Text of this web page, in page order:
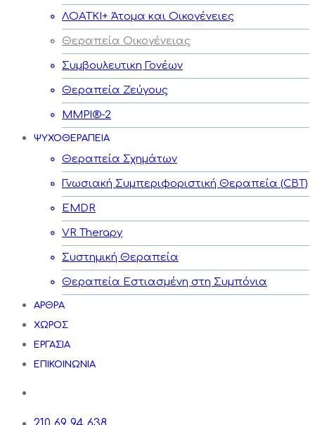
ΛΟΑΤΚΙ+ Άτομα και Οικογένειες
Θεραπεία Οικογένειας
Συμβουλευτικη Γονέων
Θεραπεία Ζεύγους
MMPI®-2
ΨΥΧΟΘΕΡΑΠΕΙΑ
Θεραπεία Σχημάτων
Γνωσιακή Συμπεριφοριστική Θεραπεία (CBT)
EMDR
VR Therapy
Συστημική Θεραπεία
Θεραπεία Εστιασμένη στη Συμπόνια
ΑΡΘΡΑ
ΧΩΡΟΣ
ΕΡΓΑΣΙΑ
ΕΠΙΚΟΙΝΩΝΙΑ